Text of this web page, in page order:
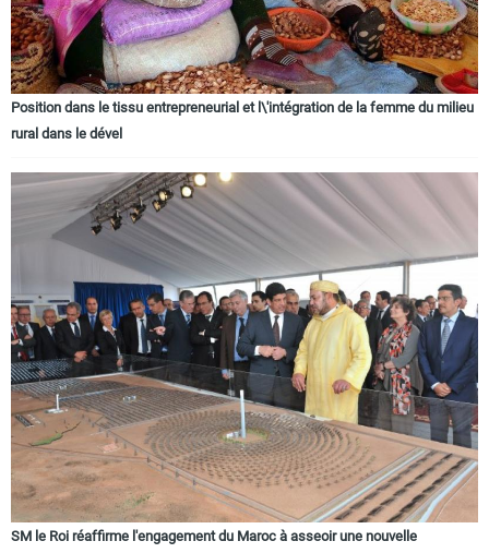
Position dans le tissu entrepreneurial et l\'intégration de la femme du milieu
rural dans le dével
SM le Roi réaffirme l'engagement du Maroc à asseoir une nouvelle